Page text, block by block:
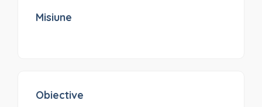
Misiune
Obiective